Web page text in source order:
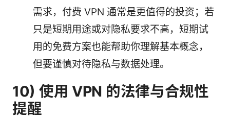
需求，付费 VPN 通常是更值得的投资；若
只是短期用途或对隐私要求不高，短期试
用的免费方案也能帮助你理解基本概念，
但要谨慎对待隐私与数据处理。
10) 使用 VPN 的法律与合规性
提醒